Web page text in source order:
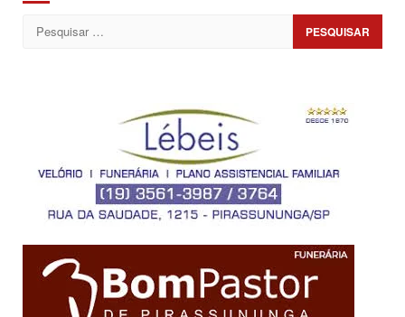
Pesquisar